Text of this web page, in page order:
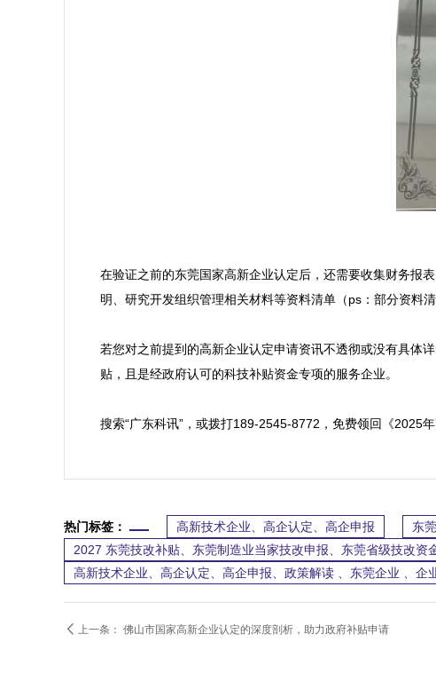
在验证之前的东莞国家高新企业认定后，还需要收集财务报
明、研究开发组织管理相关材料等资料清单（ps：部分资料清
若您对之前提到的高新企业认定申请资讯不透彻或没有具
贴，且是经政府认可的科技补贴资金专项的服务企业。
搜索“广东科讯”，或拨打189-2545-8772，免费领回《2025
热门标签： 高新技术企业、高企认定、高企申报
东
2027 东莞技改补贴、东莞制造业当家技改申报、东莞省级技改资
高新技术企业、高企认定、高企申报、政策解读 、东莞企业 、
 上一条： 佛山市国家高新企业认定的深度剖析，助力政府补贴申请